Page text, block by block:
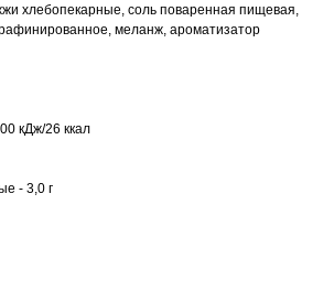
хлебопекарные, соль поваренная пищевая,
меланж, ароматизатор
кДж/26 ккал
- 3,0 г